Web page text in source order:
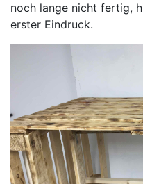
noch lange nicht fertig,
erster Eindruck.